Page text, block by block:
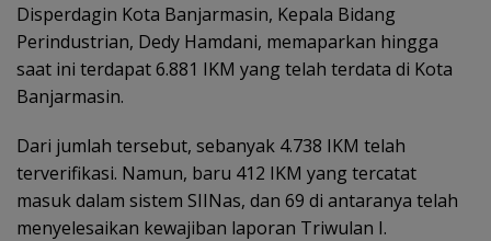
Disperdagin Kota Banjarmasin, Kepala Bidang
Perindustrian, Dedy Hamdani, memaparkan hingga
saat ini terdapat 6.881 IKM yang telah terdata di Kota
Banjarmasin.
Dari jumlah tersebut, sebanyak 4.738 IKM telah
terverifikasi. Namun, baru 412 IKM yang tercatat
masuk dalam sistem SIINas, dan 69 di antaranya telah
menyelesaikan kewajiban laporan Triwulan I.